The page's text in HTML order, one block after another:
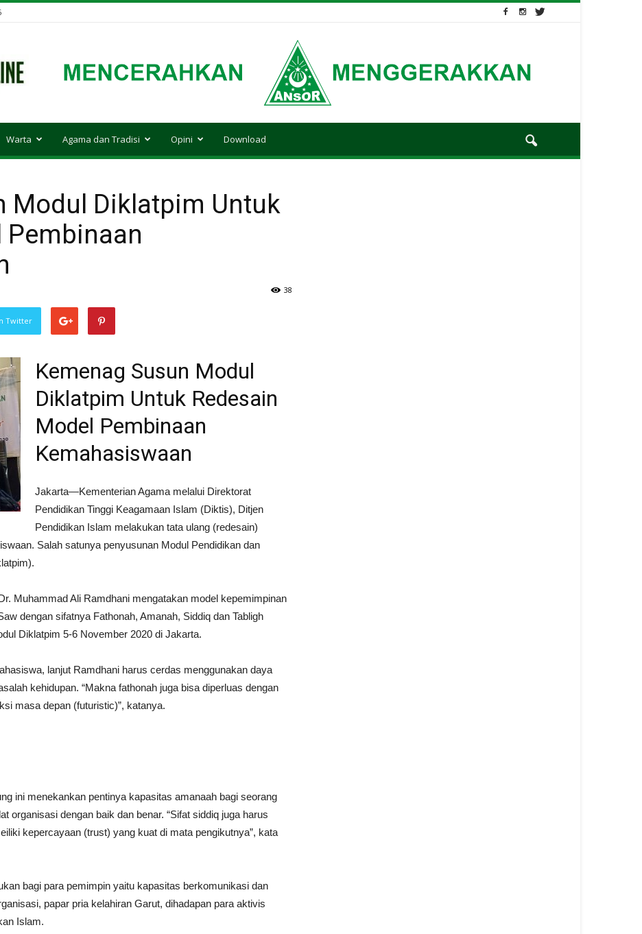
Warta Agama dan Tradisi Opini Download
Modul Diklatpim Untuk
Pembinaan
38
Twitter
Kemenag Susun Modul
Diklatpim Untuk Redesain
Model Pembinaan
Kemahasiswaan
Jakarta—Kementerian Agama melalui Direktorat
Pendidikan Tinggi Keagamaan Islam (Diktis), Ditjen
Pendidikan Islam melakukan tata ulang (redesain)
Salah satunya penyusunan Modul Pendidikan dan
Muhammad Ali Ramdhani mengatakan model kepemimpinan
dengan sifatnya Fathonah, Amanah, Siddiq dan Tabligh
Diklatpim 5-6 November 2020 di Jakarta.
lanjut Ramdhani harus cerdas menggunakan daya
kehidupan. “Makna fathonah juga bisa diperluas dengan
masa depan (futuristic)”, katanya.
ini menekankan pentinya kapasitas amanaah bagi seorang
organisasi dengan baik dan benar. “Sifat siddiq juga harus
kepercayaan (trust) yang kuat di mata pengikutnya”, kata
bagi para pemimpin yaitu kapasitas berkomunikasi dan
papar pria kelahiran Garut, dihadapan para aktivis
Islam.